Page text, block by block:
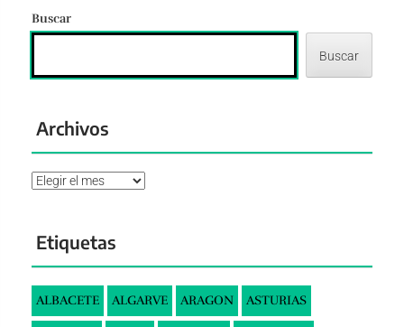
Buscar
Buscar
Archivos
Archivos
Etiquetas
ALBACETE ALGARVE ARAGON ASTURIAS